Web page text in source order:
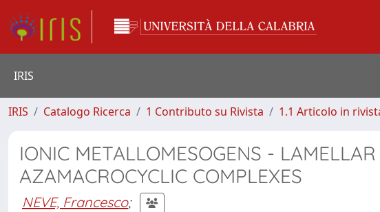
IRIS
IRIS Catalogo Ricerca 1 Contributo su Rivista 1.1 Articolo in
IONIC METALLOMESOGENS -
AZAMACROCYCLIC COMPLEXES
NEVE, Francesco;